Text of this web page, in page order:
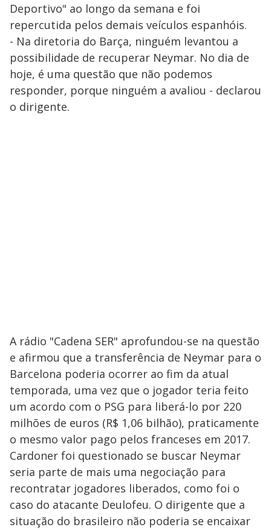
Deportivo" ao longo da semana e foi
repercutida pelos demais veículos espanhóis.
- Na diretoria do Barça, ninguém levantou a
possibilidade de recuperar Neymar. No dia de
hoje, é uma questão que não podemos
responder, porque ninguém a avaliou - declarou
o dirigente.
A rádio "Cadena SER" aprofundou-se na questão
e afirmou que a transferência de Neymar para o
Barcelona poderia ocorrer ao fim da atual
temporada, uma vez que o jogador teria feito
um acordo com o PSG para liberá-lo por 220
milhões de euros (R$ 1,06 bilhão), praticamente
o mesmo valor pago pelos franceses em 2017.
Cardoner foi questionado se buscar Neymar
seria parte de mais uma negociação para
recontratar jogadores liberados, como foi o
caso do atacante Deulofeu. O dirigente que a
situação do brasileiro não poderia se encaixar